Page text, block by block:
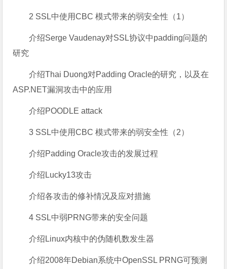
2 SSL中使用CBC 模式带来的弱安全性（1）
介绍Serge Vaudenay对SSL协议中padding问题的
研究
介绍Thai Duong对Padding Oracle的研究，以及在
ASP.NET漏洞攻击中的应用
介绍POODLE attack
3 SSL中使用CBC 模式带来的弱安全性（2）
介绍Padding Oracle攻击的发展过程
介绍Lucky13攻击
介绍各攻击的修补情况及应对措施
4 SSL中弱PRNG带来的安全问题
介绍Linux内核中的伪随机数发生器
介绍2008年Debian系统中OpenSSL PRNG可预测